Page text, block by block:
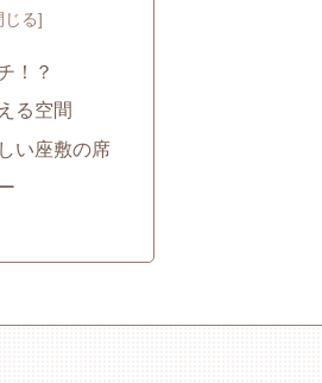
！？
る空間
い座敷の席